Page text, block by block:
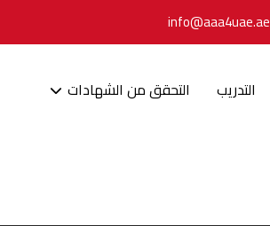
info@aaa4uae.ae
التدريب التحقق من الشهادات